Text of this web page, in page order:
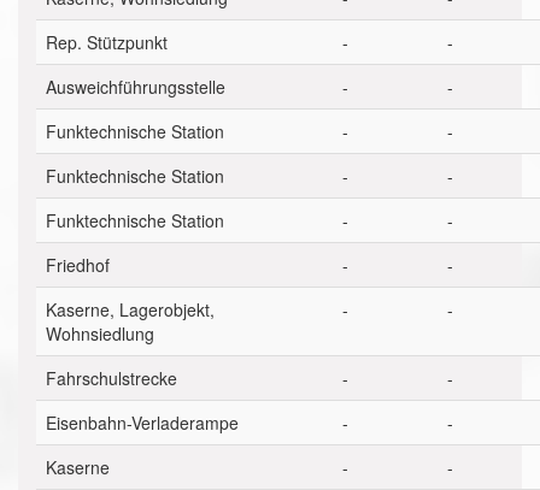
Rep. Stützpunkt
-
-
Ausweichführungsstelle
-
-
Funktechnische Station
-
-
Funktechnische Station
-
-
Funktechnische Station
-
-
Friedhof
-
-
Kaserne, Lagerobjekt,
Wohnsiedlung
- -
Fahrschulstrecke -
-
Eisenbahn-Verladerampe
-
-
Kaserne
-
-